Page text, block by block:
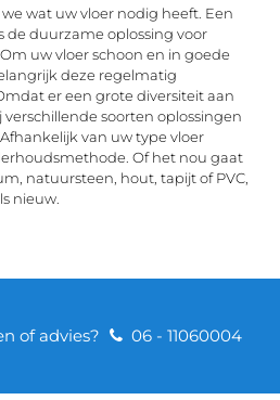
wat uw vloer nodig heeft. Een
de duurzame oplossing voor
uw vloer schoon en in goede
deze regelmatig
er een grote diversiteit aan
soorten oplossingen
van uw type vloer
Of het nou gaat
natuursteen, hout, tapijt of PVC,
nieuw.
of advies? 06 - 11060004